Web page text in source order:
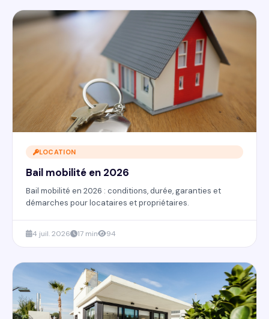
LOCATION
Bail mobilité en 2026
Bail mobilité en 2026 : conditions, durée, garanties et
démarches pour locataires et propriétaires.
4 juil. 2026 17 min 94